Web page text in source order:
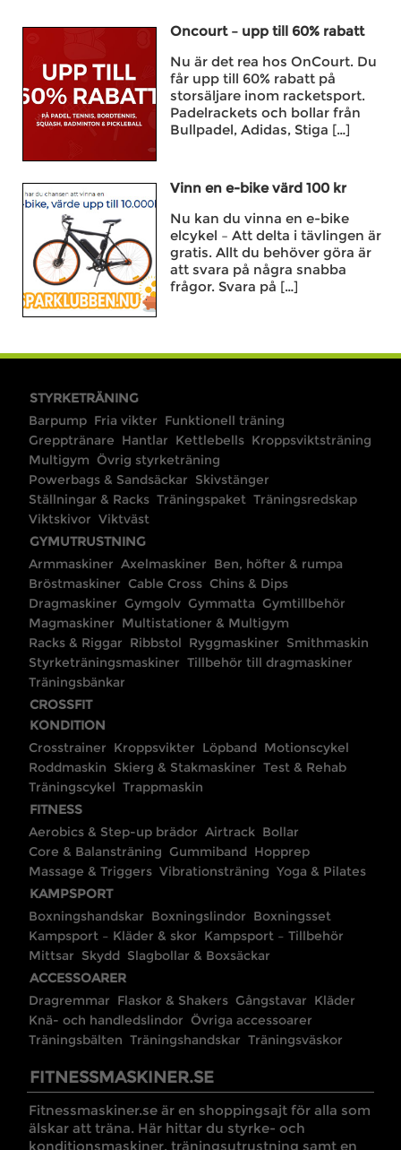
Oncourt – upp till 60% rabatt
Nu är det rea hos OnCourt. Du
får upp till 60% rabatt på
storsäljare inom racketsport.
Padelrackets och bollar från
Bullpadel, Adidas, Stiga […]
Vinn en e-bike värd 100 kr
Nu kan du vinna en e-bike
elcykel – Att delta i tävlingen är
gratis. Allt du behöver göra är
att svara på några snabba
frågor. Svara på […]
STYRKETRÄNING
Barpump Fria vikter Funktionell träning
Grepptränare Hantlar Kettlebells Kroppsviktsträning
Multigym Övrig styrketräning
Powerbags & Sandsäckar Skivstänger
Ställningar & Racks Träningspaket Träningsredskap
Viktskivor Viktväst
GYMUTRUSTNING
Armmaskiner Axelmaskiner Ben, höfter & rumpa
Bröstmaskiner Cable Cross Chins & Dips
Dragmaskiner Gymgolv Gymmatta Gymtillbehör
Magmaskiner Multistationer & Multigym
Racks & Riggar Ribbstol Ryggmaskiner Smithmaskin
Styrketräningsmaskiner Tillbehör till dragmaskiner
Träningsbänkar
CROSSFIT
KONDITION
Crosstrainer Kroppsvikter Löpband Motionscykel
Roddmaskin Skierg & Stakmaskiner Test & Rehab
Träningscykel Trappmaskin
FITNESS
Aerobics & Step-up brädor Airtrack Bollar
Core & Balansträning Gummiband Hopprep
Massage & Triggers Vibrationsträning Yoga & Pilates
KAMPSPORT
Boxningshandskar Boxningslindor Boxningsset
Kampsport – Kläder & skor Kampsport – Tillbehör
Mittsar Skydd Slagbollar & Boxsäckar
ACCESSOARER
Dragremmar Flaskor & Shakers Gångstavar Kläder
Knä- och handledslindor Övriga accessoarer
Träningsbälten Träningshandskar Träningsväskor
FITNESSMASKINER.SE
Fitnessmaskiner.se är en shoppingsajt för alla som
älskar att träna. Här hittar du styrke- och
konditionsmaskiner, träningsutrustning samt en